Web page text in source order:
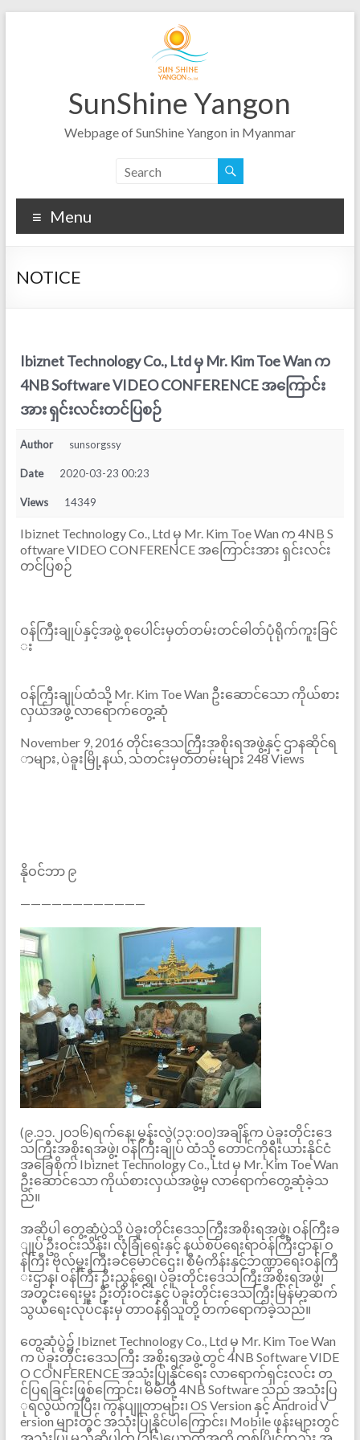
SunShine Yangon
Webpage of SunShine Yangon in Myanmar
Menu
NOTICE
Ibiznet Technology Co., Ltd မှ Mr. Kim Toe Wan က
4NB Software VIDEO CONFERENCE အကြောင်း
အား ရှင်းလင်းတင်ပြစဉ်
Author sunsorgssy
Date 2020-03-23 00:23
Views 14349
Ibiznet Technology Co., Ltd မှ Mr. Kim Toe Wan က 4NB S
oftware VIDEO CONFERENCE အကြောင်းအား ရှင်းလင်း
တင်ပြစဉ်
ဝန်ကြီးချုပ်နှင့်အဖွဲ့ စုပေါင်းမှတ်တမ်းတင်ဓါတ်ပုံရိုက်ကူးခြင်
း
ဝန်ကြီးချုပ်ထံသို့ Mr. Kim Toe Wan ဦးဆောင်သော ကိုယ်စား
လှယ်အဖွဲ့ လာရောက်တွေ့ဆုံ
November 9, 2016 တိုင်းဒေသကြီးအစိုးရအဖွဲ့နှင့် ဌာနဆိုင်ရ
ာများ, ပဲခူးမြို့နယ်, သတင်းမှတ်တမ်းများ 248 Views
နိုဝင်ဘာ ၉
————————————
(၉.၁၁.၂၀၁၆)ရက်နေ့၊ မွန်းလွဲ(၁၃:၀၀)အချိန်က ပဲခူးတိုင်းဒေ
သကြီးအစိုးရအဖွဲ့၊ ဝန်ကြီးချုပ် ထံသို့ တောင်ကိုရီးယားနိုင်ငံ
အခြေစိုက် Ibiznet Technology Co., Ltd မှ Mr. Kim Toe Wan
ဦးဆောင်သော ကိုယ်စားလှယ်အဖွဲ့မှ လာရောက်တွေ့ဆုံခဲ့သ
ည်။
အဆိုပါ တွေ့ဆုံပွဲသို့ ပဲခူးတိုင်းဒေသကြီးအစိုးရအဖွဲ့၊ ဝန်ကြီးခ
ျုပ် ဦးဝင်းသိန်း၊ လုံခြုံရေးနှင့် နယ်စပ်ရေးရာဝန်ကြီးဌာန၊ ဝ
န်ကြီး ဗိုလ်မှူးကြီးခင်မောင်ဌေး၊ စီမံကိန်းနှင့်ဘဏ္ဍာရေးဝန်ကြီ
းဌာန၊ ဝန်ကြီး ဦးညွန့်ရွှေ၊ ပဲခူးတိုင်းဒေသကြီးအစိုးရအဖွဲ့၊
အတွင်းရေးမှူး ဦးတိုးဝင်းနှင့် ပဲခူးတိုင်းဒေသကြီးမြန်မာ့ဆက်
သွယ်ရေးလုပ်ငန်းမှ တာဝန်ရှိသူတို့ တက်ရောက်ခဲ့သည်။
တွေ့ဆုံပွဲ၌ Ibiznet Technology Co., Ltd မှ Mr. Kim Toe Wan
က ပဲခူးတိုင်းဒေသကြီး အစိုးရအဖွဲ့တွင် 4NB Software VIDE
O CONFERENCE အသုံးပြုနိုင်ရေး လာရောက်ရှင်းလင်း တ
င်ပြရခြင်းဖြစ်ကြောင်း၊ မိမိတို့ 4NB Software သည် အသုံးပြ
ုရလွယ်ကူပြီး၊ ကွန်ပျူတာများ၊ OS Version နှင့် Android V
ersion များတွင် အသုံးပြုနိုင်ပါကြောင်း၊ Mobile ဖုန်းများတွင်